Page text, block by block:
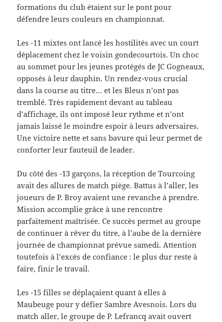
formations du club étaient sur le pont pour
défendre leurs couleurs en championnat.
Les -11 mixtes ont lancé les hostilités avec un court
déplacement chez le voisin gondecourtois. Un choc
au sommet pour les jeunes protégés de JC Gogneaux,
opposés à leur dauphin. Un rendez-vous crucial
dans la course au titre… et les Bleus n’ont pas
tremblé. Très rapidement devant au tableau
d’affichage, ils ont imposé leur rythme et n’ont
jamais laissé le moindre espoir à leurs adversaires.
Une victoire nette et sans bavure qui leur permet de
conforter leur fauteuil de leader.
Du côté des -13 garçons, la réception de Tourcoing
avait des allures de match piège. Battus à l’aller, les
joueurs de P. Broy avaient une revanche à prendre.
Mission accomplie grâce à une rencontre
parfaitement maîtrisée. Ce succès permet au groupe
de continuer à rêver du titre, à l’aube de la dernière
journée de championnat prévue samedi. Attention
toutefois à l’excès de confiance : le plus dur reste à
faire, finir le travail.
Les -15 filles se déplaçaient quant à elles à
Maubeuge pour y défier Sambre Avesnois. Lors du
match aller, le groupe de P. Lefrancq avait ouvert